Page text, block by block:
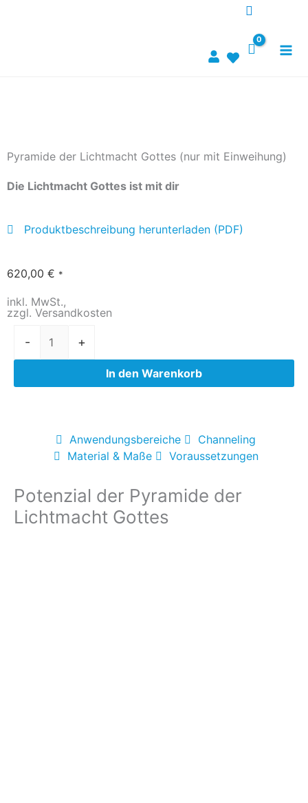
Pyramide der Lichtmacht Gottes (nur mit Einweihung)
Die Lichtmacht Gottes ist mit dir
Produktbeschreibung herunterladen (PDF)
620,00 € *
inkl. MwSt.,
zzgl. Versandkosten
-
Lichtmacht
+
In den Warenkorb
Anwendungsbereiche
Channeling
Material & Maße
Voraussetzungen
Potenzial der Pyramide der
Lichtmacht Gottes